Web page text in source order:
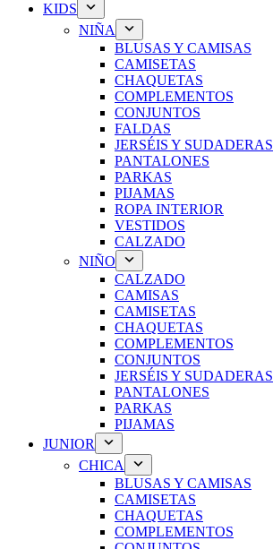
KIDS
NIÑA
BLUSAS Y CAMISAS
CAMISETAS
CHAQUETAS
COMPLEMENTOS
CONJUNTOS
FALDAS
JERSÉIS Y SUDADERAS
PANTALONES
PARKAS
PIJAMAS
ROPA INTERIOR
VESTIDOS
CALZADO
NIÑO
CALZADO
CAMISAS
CAMISETAS
CHAQUETAS
COMPLEMENTOS
CONJUNTOS
JERSÉIS Y SUDADERAS
PANTALONES
PARKAS
PIJAMAS
JUNIOR
CHICA
BLUSAS Y CAMISAS
CAMISETAS
CHAQUETAS
COMPLEMENTOS